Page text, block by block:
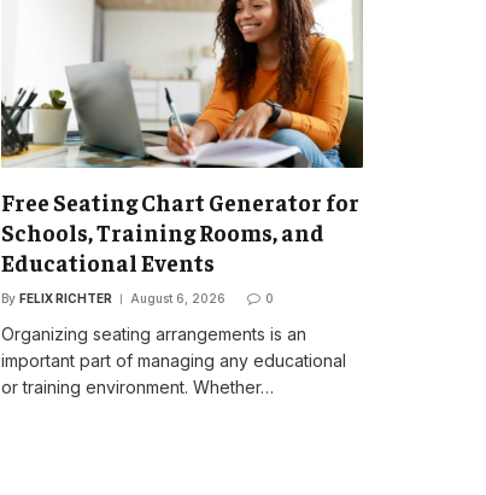
Free Seating Chart Generator for
Schools, Training Rooms, and
Educational Events
By FELIX RICHTER August 6, 2026 0
Organizing seating arrangements is an
important part of managing any educational
or training environment. Whether…